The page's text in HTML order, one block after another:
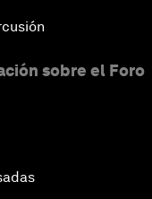
sobre el Foro